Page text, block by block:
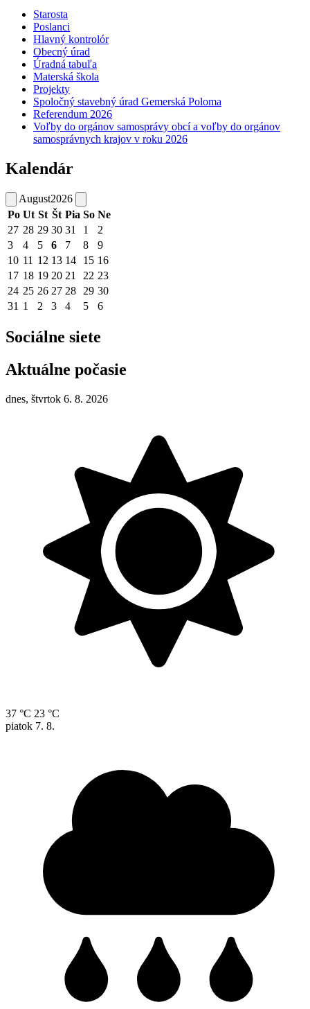
Starosta
Poslanci
Hlavný kontrolór
Obecný úrad
Úradná tabuľa
Materská škola
Projekty
Spoločný stavebný úrad Gemerská Poloma
Referendum 2026
Voľby do orgánov samosprávy obcí a voľby do orgánov
samosprávnych krajov v roku 2026
Kalendár
August2026
Po Ut St Št Pia So Ne
27 28 29 30 31 1
2
3
4 5 6 7 8
9
10 11 12 13 14 15 16
17 18 19 20 21 22 23
24 25 26 27 28 29 30
31 1 2 3 4 5 6
Sociálne siete
Aktuálne počasie
dnes, štvrtok 6. 8. 2026
37 °C 23 °C
piatok 7. 8.